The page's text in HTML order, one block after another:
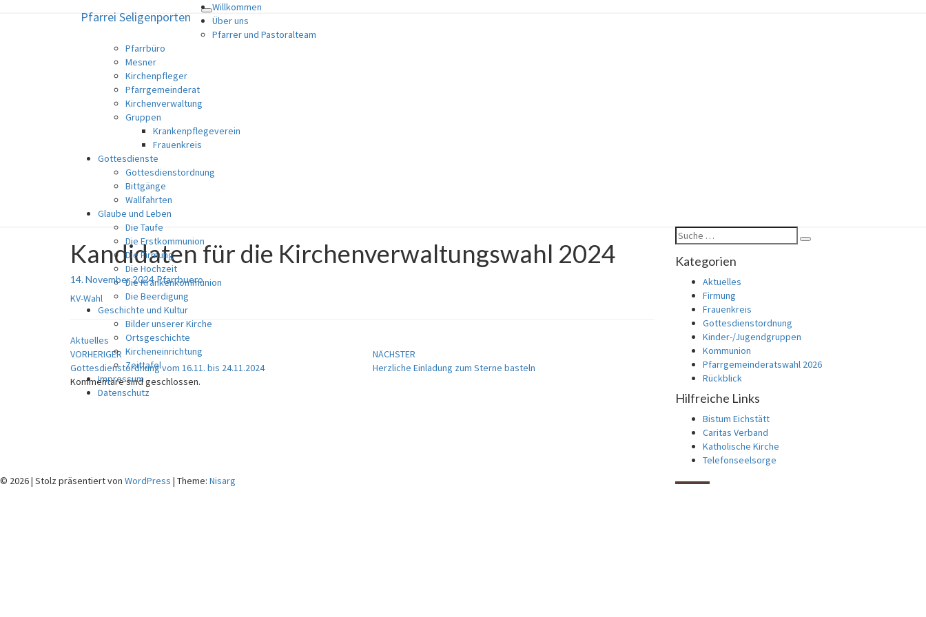
Toggle
navigation
Pfarrei Seligenporten
Willkommen
Über uns
Pfarrer und Pastoralteam
Pfarrbüro
Mesner
Kirchenpfleger
Pfarrgemeinderat
Kirchenverwaltung
Gruppen
Krankenpflegeverein
Frauenkreis
Gottesdienste
Gottesdienstordnung
Bittgänge
Wallfahrten
Glaube und Leben
Die Taufe
Die Erstkommunion
Die Firmung
Die Hochzeit
Die Krankenkommunion
Die Beerdigung
Geschichte und Kultur
Bilder unserer Kirche
Ortsgeschichte
Kircheneinrichtung
Zeittafel
Impressum
Datenschutz
Pfarrei Seligenporten
Katholische Pfarrgemeinde
Kandidaten
für
die
Kirchenverwaltungswahl
2024
Kandidaten für die Kirchenverwaltungswahl 2024
14. November 2024Pfarrbuero
KV-Wahl
Aktuelles
Beitragsnavigation
VORHERIGER
Gottesdienstordnung vom 16.11. bis 24.11.2024
NÄCHSTER
Herzliche Einladung zum Sterne basteln
Kommentare sind geschlossen.
Suche
nach:
Suchen
Kategorien
Aktuelles
Firmung
Frauenkreis
Gottesdienstordnung
Kinder-/Jugendgruppen
Kommunion
Pfarrgemeinderatswahl 2026
Rückblick
Hilfreiche Links
Bistum Eichstätt
Caritas Verband
Katholische Kirche
Telefonseelsorge
© 2026| Stolz präsentiert von WordPress | Theme: Nisarg